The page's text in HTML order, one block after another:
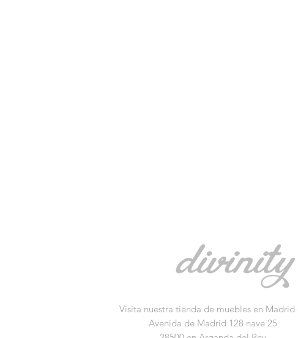
Visita nuestra tienda de muebles en Madrid
Avenida de Madrid 128 nave 25